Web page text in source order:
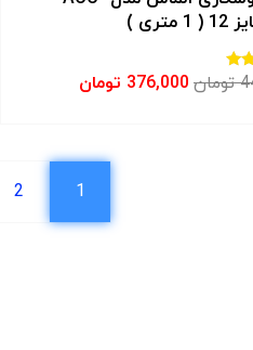
تومان 376,000 تومان
1
2